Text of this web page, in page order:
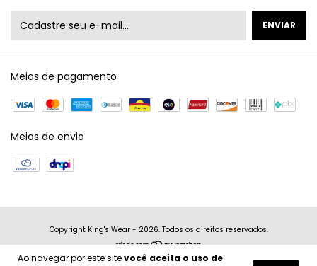
Ao navegar por este sitevocê aceita o uso de
Meios de pagamento
Meios de envio
Copyright King's Wear - 2026. Todos os direitos reservados.